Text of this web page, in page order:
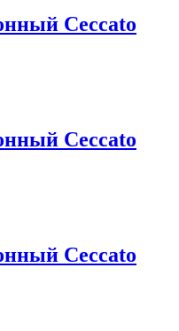
Ceccato
Ceccato
Ceccato